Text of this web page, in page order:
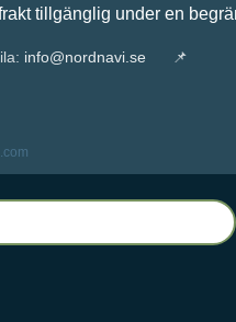
tillgänglig under en
info@nordnavi.se 📌